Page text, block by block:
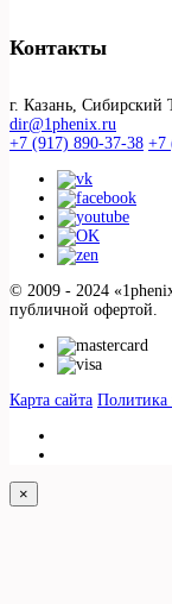
Контакты
г. Казань, Сибирский
dir@1phenix.ru
+7 (917) 890-37-38 +7
© 2009 - 2024
публичной офертой.
Карта сайта Политика
×